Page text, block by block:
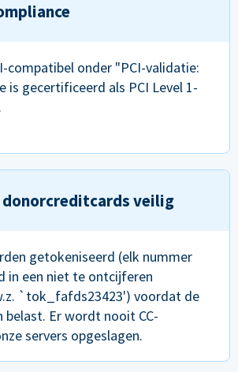
compatibel onder "PCI-validatie:
is gecertificeerd als PCI Level 1-
donorcreditcards veilig
getokeniseerd (elk nummer
in een niet te ontcijferen
`tok_fafds23423') voordat de
belast. Er wordt nooit CC-
servers opgeslagen.